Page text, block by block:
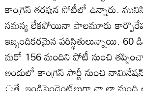
కాంగ్రెస్‌ తరఫున పోటీలో ఉన్నారు.
సమస్య లేకపోయినా పాలమూరు
ఇబ్బందికరమైన పరిస్థితులున్నాయి. 60
మరో 156 మందిని పోటీ నుంచి
అందులో కాంగ్రెస్‌ పార్టీ నుంచి